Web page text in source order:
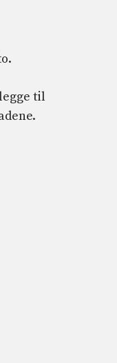
til